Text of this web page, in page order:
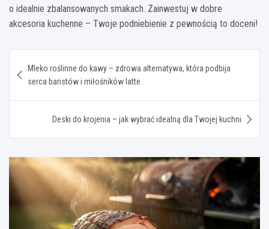
o idealnie zbalansowanych smakach. Zainwestuj w dobre
akcesoria kuchenne – Twoje podniebienie z pewnością to doceni!
wpisu
Mleko roślinne do kawy – zdrowa alternatywa, która podbija
serca baristów i miłośników latte
Deski do krojenia – jak wybrać idealną dla Twojej kuchni